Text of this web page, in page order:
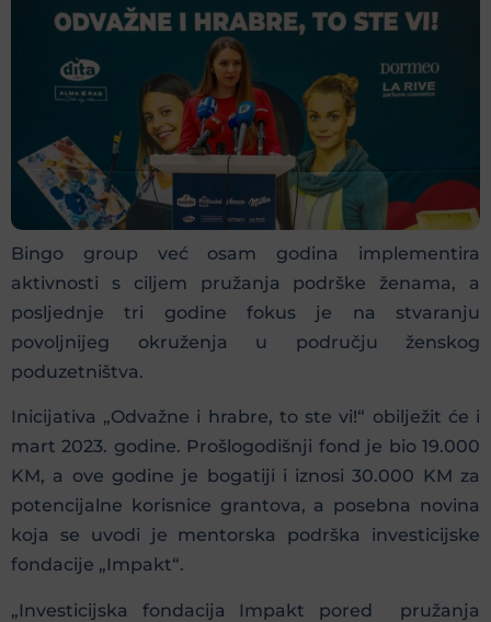
Bingo group već osam godina implementira
aktivnosti s ciljem pružanja podrške ženama, a
posljednje tri godine fokus je na stvaranju
povoljnijeg okruženja u području ženskog
poduzetništva.
Inicijativa „Odvažne i hrabre, to ste vi!“ obilježit će i
mart 2023. godine. Prošlogodišnji fond je bio 19.000
KM, a ove godine je bogatiji i iznosi 30.000 KM za
potencijalne korisnice grantova, a posebna novina
koja se uvodi je mentorska podrška investicijske
fondacije „Impakt“.
„Investicijska fondacija Impakt pored pružanja